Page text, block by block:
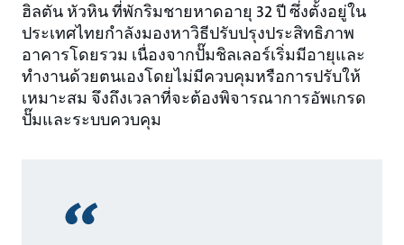
ฮิลตัน หัวหิน ที่พักริมชายหาดอายุ 32 ปี ซึ่งตั้งอยู่ใน
ประเทศไทยกำลังมองหาวิธีปรับปรุงประสิทธิภาพ
อาคารโดยรวม เนื่องจากปั๊มชิลเลอร์เริ่มมีอายุและ
ทำงานด้วยตนเองโดยไม่มีควบคุมหรือการปรับให้
เหมาะสม จึงถึงเวลาที่จะต้องพิจารณาการอัพเกรด
ปั๊มและระบบควบคุม